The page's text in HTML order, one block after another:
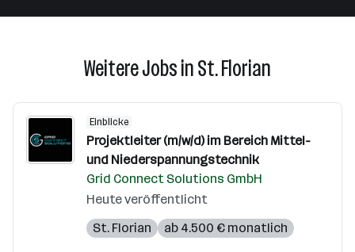
Weitere Jobs in St. Florian
Einblicke
Projektleiter (m/w/d) im Bereich Mittel-
und Niederspannungstechnik
Grid Connect Solutions GmbH
Heute veröffentlicht
St. Florian
ab 4.500 € monatlich